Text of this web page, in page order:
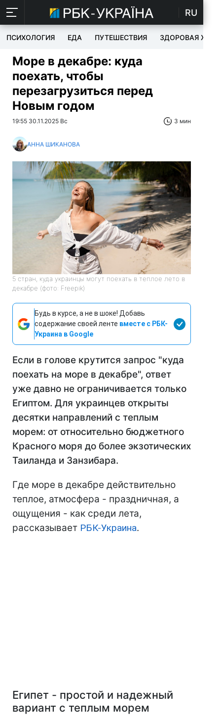
RU
ПСИХОЛОГИЯ ЕДА ПУТЕШЕСТВИЯ ЗДОРОВАЯ
Море в декабре: куда
поехать, чтобы
перезагрузиться перед
Новым годом
19:55 30.11.2025 Вс 3 мин
АННА ШИКАНОВА
5 стран, куда украинцы могут поехать в теплое лето в
декабре (фото: Freepik)
Будь в курсе, а не в шоке! Добавь
содержание своей ленте вместе с РБК-
Украина в Google
Если в голове крутится запрос "куда
поехать на море в декабре", ответ
уже давно не ограничивается только
Египтом. Для украинцев открыты
десятки направлений с теплым
морем: от относительно бюджетного
Красного моря до более экзотических
Таиланда и Занзибара.
Где море в декабре действительно
теплое, атмосфера - праздничная, а
ощущения - как среди лета,
рассказывает РБК-Украина.
Египет - простой и надежный
вариант с теплым морем